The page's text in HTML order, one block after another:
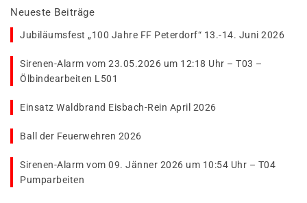
Neueste Beiträge
Jubiläumsfest „100 Jahre FF Peterdorf“ 13.-14. Juni 2026
Sirenen-Alarm vom 23.05.2026 um 12:18 Uhr – T03 –
Ölbindearbeiten L501
Einsatz Waldbrand Eisbach-Rein April 2026
Ball der Feuerwehren 2026
Sirenen-Alarm vom 09. Jänner 2026 um 10:54 Uhr – T04
Pumparbeiten